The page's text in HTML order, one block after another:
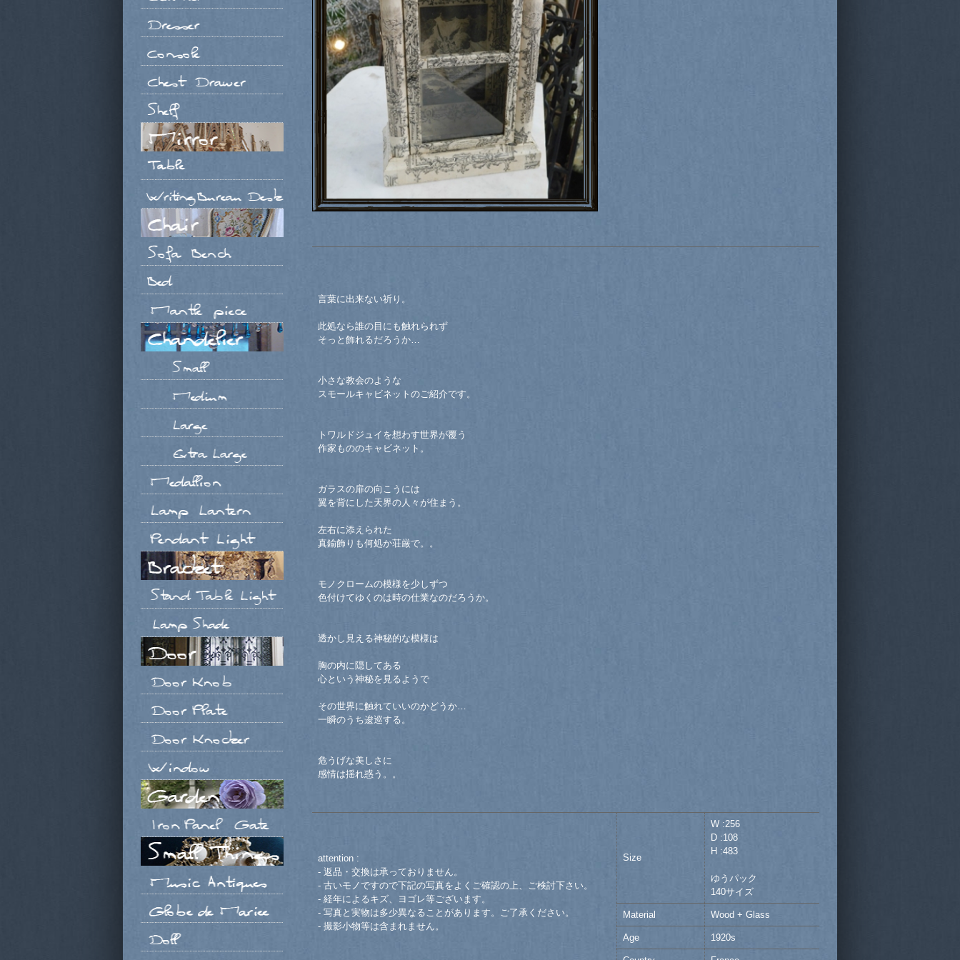
言葉に出来ない祈り。
此処なら誰の目にも触れられず
そっと飾れるだろうか…
小さな教会のような
スモールキャビネットのご紹介です。
トワルドジュイを想わす世界が覆う
作家もののキャビネット。
ガラスの扉の向こうには
翼を背にした天界の人々が住まう。
左右に添えられた
真鍮飾りも何処か荘厳で。。
モノクロームの模様を少しずつ
色付けてゆくのは時の仕業なのだろうか。
透かし見える神秘的な模様は
胸の内に隠してある
心という神秘を見るようで
その世界に触れていいのかどうか…
一瞬のうち逡巡する。
危うげな美しさに
感情は揺れ惑う。。
attention :
- 返品・交換は承っておりません。
- 古いモノですので下記の写真をよくご確認の上、ご検討下さい。
- 経年によるキズ、ヨゴレ等ございます。
- 写真と実物は多少異なることがあります。ご了承ください。
- 撮影小物等は含まれません。
Size
W :256
D :108
H :483
ゆうパック
140サイズ
Material Wood + Glass
Age 1920s